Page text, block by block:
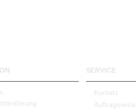
SERVICE
Kontakt